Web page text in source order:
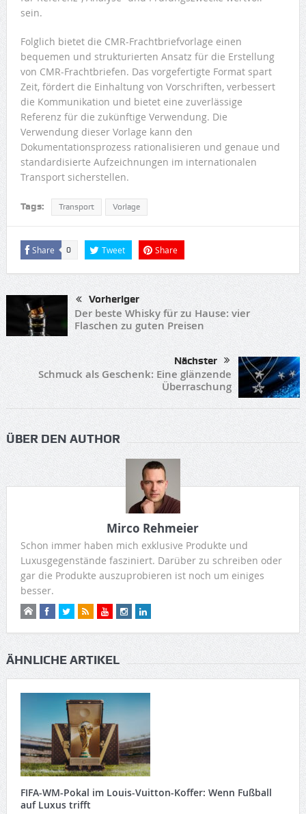
sein.
Folglich bietet die CMR-Frachtbriefvorlage einen
bequemen und strukturierten Ansatz für die Erstellung
von CMR-Frachtbriefen. Das vorgefertigte Format spart
Zeit, fördert die Einhaltung von Vorschriften, verbessert
die Kommunikation und bietet eine zuverlässige
Referenz für die zukünftige Verwendung. Die
Verwendung dieser Vorlage kann den
Dokumentationsprozess rationalisieren und genaue und
standardisierte Aufzeichnungen im internationalen
Transport sicherstellen.
Tags: Transport Vorlage
Share 0 Tweet Share
Vorheriger
Der beste Whisky für zu Hause: vier
Flaschen zu guten Preisen
Nächster
Schmuck als Geschenk: Eine glänzende
Überraschung
ÜBER DEN AUTHOR
Mirco Rehmeier
Schon immer haben mich exklusive Produkte und
Luxusgegenstände fasziniert. Darüber zu schreiben oder
gar die Produkte auszuprobieren ist noch um einiges
besser.
ÄHNLICHE ARTIKEL
FIFA-WM-Pokal im Louis-Vuitton-Koffer: Wenn Fußball
auf Luxus trifft